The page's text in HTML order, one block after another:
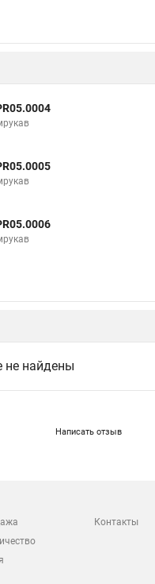
не найдены
Написать отзыв
Контакты